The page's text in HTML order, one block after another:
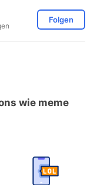
Folgen
wie meme